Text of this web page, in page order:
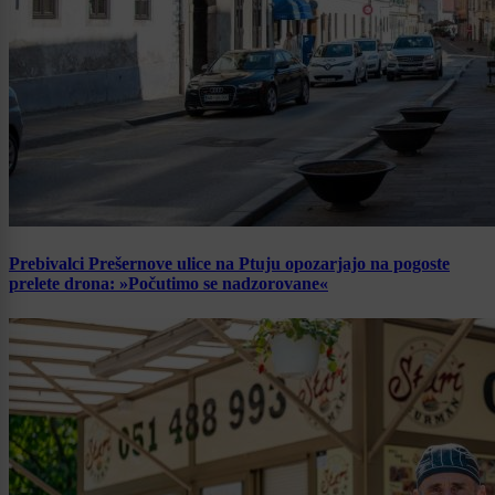
Prebivalci Prešernove ulice na Ptuju opozarjajo na pogoste
prelete drona: »Počutimo se nadzorovane«